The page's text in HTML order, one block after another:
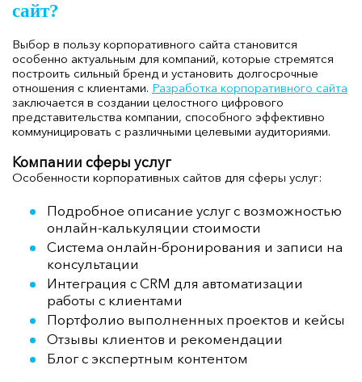
сайт?
Выбор в пользу корпоративного сайта становится
особенно актуальным для компаний, которые стремятся
построить сильный бренд и установить долгосрочные
отношения с клиентами. Разработка корпоративного сайта
заключается в создании целостного цифрового
представительства компании, способного эффективно
коммуницировать с различными целевыми аудиториями.
Компании сферы услуг
Особенности корпоративных сайтов для сферы услуг:
Подробное описание услуг с возможностью
онлайн-калькуляции стоимости
Система онлайн-бронирования и записи на
консультации
Интеграция с CRM для автоматизации
работы с клиентами
Портфолио выполненных проектов и кейсы
Отзывы клиентов и рекомендации
Блог с экспертным контентом